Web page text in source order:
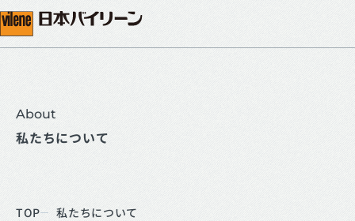
About
私たちについて
TOP 私たちについて